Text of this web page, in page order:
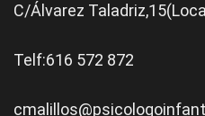
C/Álvarez
Telf:616 572 872